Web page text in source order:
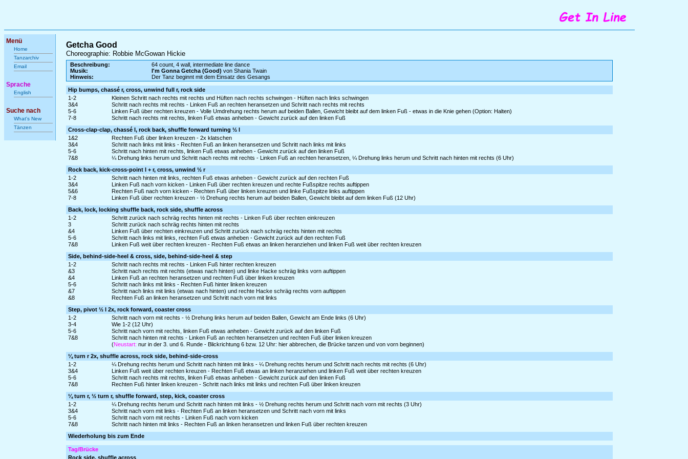
Menü
Home
Tanzarchiv
Email
Sprache
English
Suche nach
What's New
Tänzen
Getcha Good
Choreographie: Robbie McGowan Hickie
Beschreibung:
64 count, 4 wall, intermediate line dance
Musik:
I'm Gonna Getcha (Good) von Shania Twain
Hinweis:
Der Tanz beginnt mit dem Einsatz des Gesangs
Hip bumps, chassé r, cross, unwind full r, rock side
1-2
Kleinen Schritt nach rechts mit rechts und Hüften nach rechts schwingen - Hüften nach links schwingen
3&4
Schritt nach rechts mit rechts - Linken Fuß an rechten heransetzen und Schritt nach rechts mit rechts
5-6
Linken Fuß über rechten kreuzen - Volle Umdrehung rechts herum auf beiden Ballen, Gewicht bleibt auf dem linken Fuß - etwas in die Knie gehen (Option: Halten)
7-8
Schritt nach rechts mit rechts, linken Fuß etwas anheben - Gewicht zurück auf den linken Fuß
Cross-clap-clap, chassé l, rock back, shuffle forward turning ½ l
1&2
Rechten Fuß über linken kreuzen - 2x klatschen
3&4
Schritt nach links mit links - Rechten Fuß an linken heransetzen und Schritt nach links mit links
5-6
Schritt nach hinten mit rechts, linken Fuß etwas anheben - Gewicht zurück auf den linken Fuß
7&8
¼ Drehung links herum und Schritt nach rechts mit rechts - Linken Fuß an rechten heransetzen, ¼ Drehung links herum und Schritt nach hinten mit rechts (6 Uhr)
Rock back, kick-cross-point l + r, cross, unwind ½ r
1-2
Schritt nach hinten mit links, rechten Fuß etwas anheben - Gewicht zurück auf den rechten Fuß
3&4
Linken Fuß nach vorn kicken - Linken Fuß über rechten kreuzen und rechte Fußspitze rechts auftippen
5&6
Rechten Fuß nach vorn kicken - Rechten Fuß über linken kreuzen und linke Fußspitze links auftippen
7-8
Linken Fuß über rechten kreuzen - ½ Drehung rechts herum auf beiden Ballen, Gewicht bleibt auf dem linken Fuß (12 Uhr)
Back, lock, locking shuffle back, rock side, shuffle across
1-2
Schritt zurück nach schräg rechts hinten mit rechts - Linken Fuß über rechten einkreuzen
3
Schritt zurück nach schräg rechts hinten mit rechts
&4
Linken Fuß über rechten einkreuzen und Schritt zurück nach schräg rechts hinten mit rechts
5-6
Schritt nach links mit links, rechten Fuß etwas anheben - Gewicht zurück auf den rechten Fuß
7&8
Linken Fuß weit über rechten kreuzen - Rechten Fuß etwas an linken heranziehen und linken Fuß weit über rechten kreuzen
Side, behind-side-heel & cross, side, behind-side-heel & step
1-2
Schritt nach rechts mit rechts - Linken Fuß hinter rechten kreuzen
&3
Schritt nach rechts mit rechts (etwas nach hinten) und linke Hacke schräg links vorn auftippen
&4
Linken Fuß an rechten heransetzen und rechten Fuß über linken kreuzen
5-6
Schritt nach links mit links - Rechten Fuß hinter linken kreuzen
&7
Schritt nach links mit links (etwas nach hinten) und rechte Hacke schräg rechts vorn auftippen
&8
Rechten Fuß an linken heransetzen und Schritt nach vorn mit links
Step, pivot ½ l 2x, rock forward, coaster cross
1-2
Schritt nach vorn mit rechts - ½ Drehung links herum auf beiden Ballen, Gewicht am Ende links (6 Uhr)
3-4
Wie 1-2 (12 Uhr)
5-6
Schritt nach vorn mit rechts, linken Fuß etwas anheben - Gewicht zurück auf den linken Fuß
7&8
Schritt nach hinten mit rechts - Linken Fuß an rechten heransetzen und rechten Fuß über linken kreuzen
(Neustart: nur in der 3. und 6. Runde - Blickrichtung 6 bzw. 12 Uhr: hier abbrechen, die Brücke tanzen und von vorn beginnen)
¼ turn r 2x, shuffle across, rock side, behind-side-cross
1-2
¼ Drehung rechts herum und Schritt nach hinten mit links - ¼ Drehung rechts herum und Schritt nach rechts mit rechts (6 Uhr)
3&4
Linken Fuß weit über rechten kreuzen - Rechten Fuß etwas an linken heranziehen und linken Fuß weit über rechten kreuzen
5-6
Schritt nach rechts mit rechts, linken Fuß etwas anheben - Gewicht zurück auf den linken Fuß
7&8
Rechten Fuß hinter linken kreuzen - Schritt nach links mit links und rechten Fuß über linken kreuzen
¼ turn r, ½ turn r, shuffle forward, step, kick, coaster cross
1-2
¼ Drehung rechts herum und Schritt nach hinten mit links - ½ Drehung rechts herum und Schritt nach vorn mit rechts (3 Uhr)
3&4
Schritt nach vorn mit links - Rechten Fuß an linken heransetzen und Schritt nach vorn mit links
5-6
Schritt nach vorn mit rechts - Linken Fuß nach vorn kicken
7&8
Schritt nach hinten mit links - Rechten Fuß an linken heransetzen und linken Fuß über rechten kreuzen
Wiederholung bis zum Ende
Tag/Brücke
Rock side, shuffle across